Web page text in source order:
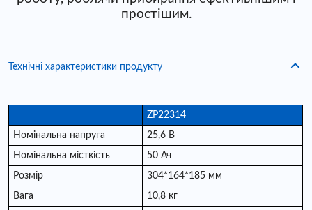
простішим.
Технічні характеристики продукту
ZP22314
Номінальна напруга 25,6 В
Номінальна місткість 50 Ач
Розмір 304*164*185 мм
Вага 10,8 кг